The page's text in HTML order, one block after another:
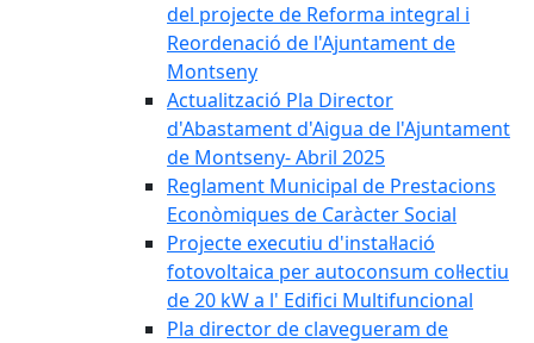
del projecte de Reforma integral i
Reordenació de l'Ajuntament de
Montseny
Actualització Pla Director
d'Abastament d'Aigua de l'Ajuntament
de Montseny- Abril 2025
Reglament Municipal de Prestacions
Econòmiques de Caràcter Social
Projecte executiu d'instal·lació
fotovoltaica per autoconsum col·lectiu
de 20 kW a l' Edifici Multifuncional
Pla director de clavegueram de